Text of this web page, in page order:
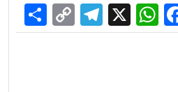
Facebook
WhatsApp
X
Link